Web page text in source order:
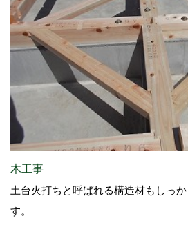
木工事
土台火打ちと呼ばれる構造材もしっ
す。